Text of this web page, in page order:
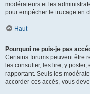
modérateurs et les
pour empêcher le trucage en
Haut
Pourquoi ne puis-je pas
Certains forums peuvent être
les consulter, les lire, y
rapportant. Seuls les
accorder ces accès, vous